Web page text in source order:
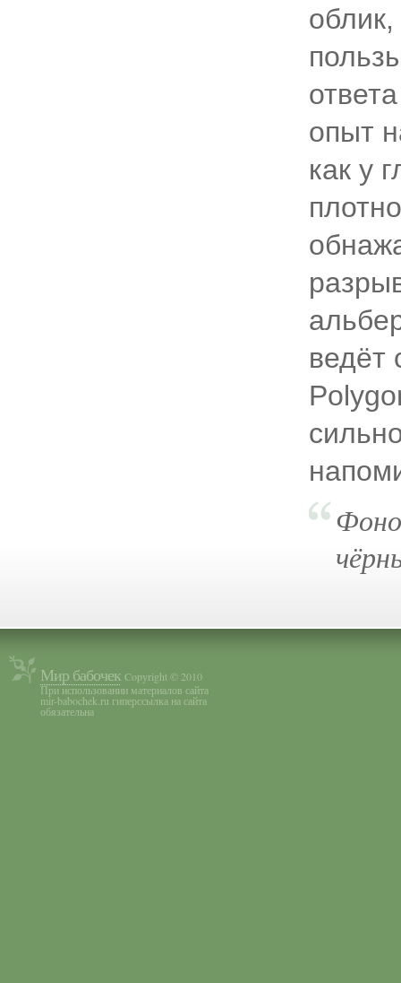
опыт
как у
ведёт
Мир бабочек Copyright © 2010
При использовании материалов сайта
mir-babochek.ru гиперссылка на сайта
обязательна